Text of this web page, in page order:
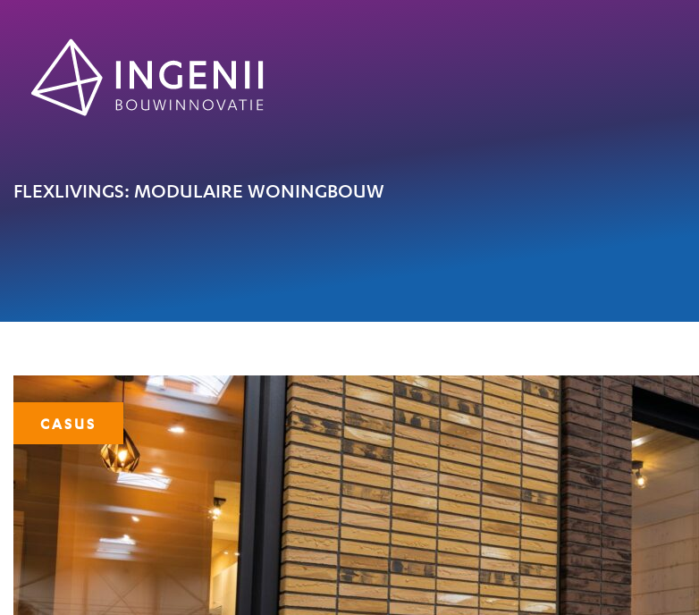
FLEXLIVINGS: MODULAIRE WONINGBOUW
CASUS